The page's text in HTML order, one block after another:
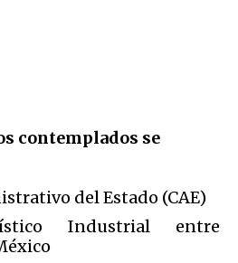
contemplados se
del Estado (CAE)
Industrial entre